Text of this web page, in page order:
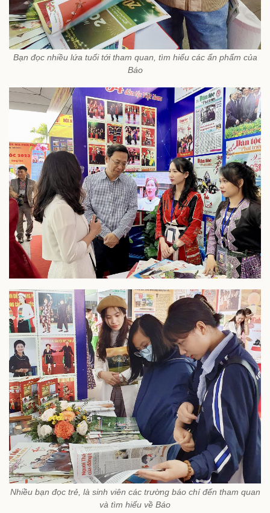
Bạn đọc nhiều lứa tuổi tới tham quan, tìm hiểu các ẩn phẩm của
Báo
Nhiều bạn đọc trẻ, là sinh viên các trường báo chí đến tham quan
và tìm hiểu về Báo